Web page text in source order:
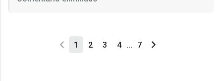
1 2 3 4 ... 7